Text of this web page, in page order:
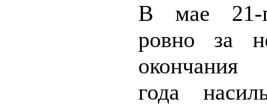
В мае 21-
ровно за
года